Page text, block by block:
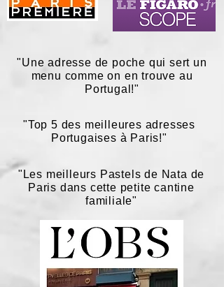
"Une adresse de poche qui sert un
menu comme on en trouve au
Portugal!"
"Top 5 des meilleures adresses
Portugaises à Paris!"
"Les meilleurs Pastels de Nata de
Paris dans cette petite cantine
familiale"